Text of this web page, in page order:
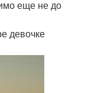
еще не до
девочке